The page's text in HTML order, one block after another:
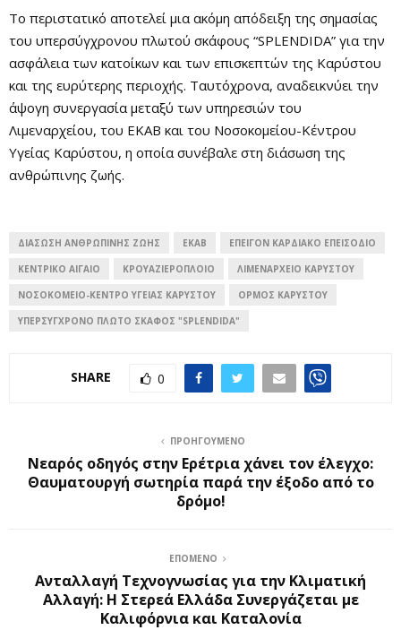
Το περιστατικό αποτελεί μια ακόμη απόδειξη της σημασίας
του υπερσύγχρονου πλωτού σκάφους “SPLENDIDA” για την
ασφάλεια των κατοίκων και των επισκεπτών της Καρύστου
και της ευρύτερης περιοχής. Ταυτόχρονα, αναδεικνύει την
άψογη συνεργασία μεταξύ των υπηρεσιών του
Λιμεναρχείου, του ΕΚΑΒ και του Νοσοκομείου-Κέντρου
Υγείας Καρύστου, η οποία συνέβαλε στη διάσωση της
ανθρώπινης ζωής.
ΔΙΆΣΩΣΗ ΑΝΘΡΏΠΙΝΗΣ ΖΩΉΣ ΕΚΑΒ ΕΠΕΊΓΟΝ ΚΑΡΔΙΑΚΌ ΕΠΕΙΣΌΔΙΟ
ΚΕΝΤΡΙΚΌ ΑΙΓΑΊΟ ΚΡΟΥΑΖΙΕΡΌΠΛΟΙΟ ΛΙΜΕΝΑΡΧΕΊΟ ΚΑΡΎΣΤΟΥ
ΝΟΣΟΚΟΜΕΊΟ-ΚΈΝΤΡΟ ΥΓΕΊΑΣ ΚΑΡΎΣΤΟΥ ΌΡΜΟΣ ΚΑΡΎΣΤΟΥ
ΥΠΕΡΣΎΓΧΡΟΝΟ ΠΛΩΤΌ ΣΚΆΦΟΣ "SPLENDIDA"
SHARE 0
ΠΡΟΗΓΟΎΜΕΝΟ
Νεαρός οδηγός στην Ερέτρια χάνει τον έλεγχο:
Θαυματουργή σωτηρία παρά την έξοδο από το
δρόμο!
ΕΠΌΜΕΝΟ
Ανταλλαγή Τεχνογνωσίας για την Κλιματική
Αλλαγή: Η Στερεά Ελλάδα Συνεργάζεται με
Καλιφόρνια και Καταλονία